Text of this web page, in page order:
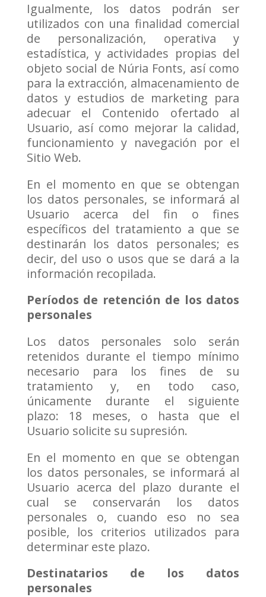
Igualmente, los datos podrán ser
utilizados con una finalidad comercial
de personalización, operativa y
estadística, y actividades propias del
objeto social de Núria Fonts, así como
para la extracción, almacenamiento de
datos y estudios de marketing para
adecuar el Contenido ofertado al
Usuario, así como mejorar la calidad,
funcionamiento y navegación por el
Sitio Web.
En el momento en que se obtengan
los datos personales, se informará al
Usuario acerca del fin o fines
específicos del tratamiento a que se
destinarán los datos personales; es
decir, del uso o usos que se dará a la
información recopilada.
Períodos de retención de los datos
personales
Los datos personales solo serán
retenidos durante el tiempo mínimo
necesario para los fines de su
tratamiento y, en todo caso,
únicamente durante el siguiente
plazo: 18 meses, o hasta que el
Usuario solicite su supresión.
En el momento en que se obtengan
los datos personales, se informará al
Usuario acerca del plazo durante el
cual se conservarán los datos
personales o, cuando eso no sea
posible, los criterios utilizados para
determinar este plazo.
Destinatarios de los datos
personales